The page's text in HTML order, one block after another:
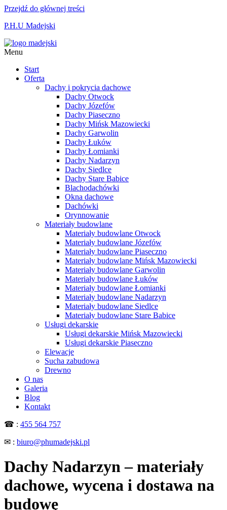
Przejdź do głównej treści
P.H.U Madejski
Menu
Start
Oferta
Dachy i pokrycia dachowe
Dachy Otwock
Dachy Józefów
Dachy Piaseczno
Dachy Mińsk Mazowiecki
Dachy Garwolin
Dachy Łuków
Dachy Łomianki
Dachy Nadarzyn
Dachy Siedlce
Dachy Stare Babice
Blachodachówki
Okna dachowe
Dachówki
Orynnowanie
Materiały budowlane
Materiały budowlane Otwock
Materiały budowlane Józefów
Materiały budowlane Piaseczno
Materiały budowlane Mińsk Mazowiecki
Materiały budowlane Garwolin
Materiały budowlane Łuków
Materiały budowlane Łomianki
Materiały budowlane Nadarzyn
Materiały budowlane Siedlce
Materiały budowlane Stare Babice
Usługi dekarskie
Usługi dekarskie Mińsk Mazowiecki
Usługi dekarskie Piaseczno
Elewacje
Sucha zabudowa
Drewno
O nas
Galeria
Blog
Kontakt
☎ : 455 564 757
✉ : biuro@phumadejski.pl
Dachy Nadarzyn – materiały
dachowe, wycena i dostawa na
budowę